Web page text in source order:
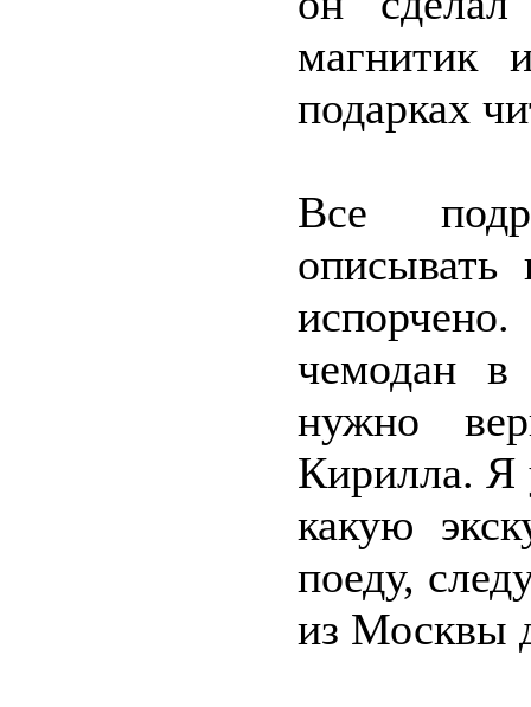
магнитик
подарках
Все
чемодан в
нужно
Кирилла. Я
какую
поеду,
из Москвы